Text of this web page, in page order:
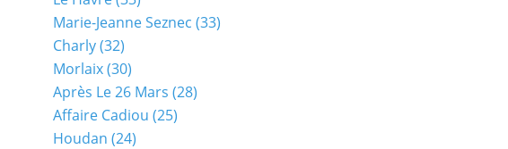
Marie-Jeanne Seznec (33)
Charly(32)
Morlaix(30)
Après Le 26 Mars (28)
Affaire Cadiou (25)
Houdan (24)